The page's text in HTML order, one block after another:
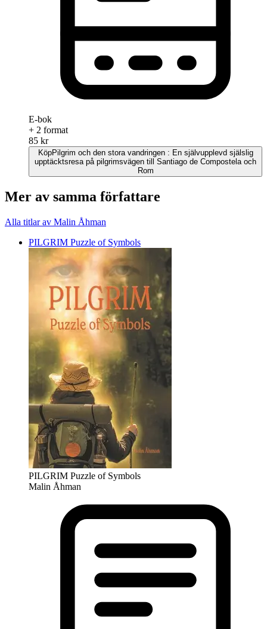
E-bok
+ 2 format
85 kr
KöpPilgrim och den stora vandringen : En självupplevd själslig
upptäcktsresa på pilgrimsvägen till Santiago de Compostela och
Rom
Mer av samma författare
Alla titlar av Malin Åhman
PILGRIM Puzzle of Symbols
PILGRIM Puzzle of Symbols
Malin Åhman